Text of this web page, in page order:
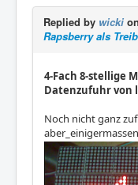
Replied by wicki
Rapsberry als
4-Fach 8-stellige
Datenzufuhr von
Noch nicht ganz